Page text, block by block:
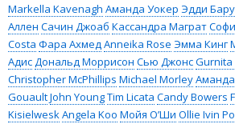
Markella Kavenagh Аманда Уокер Эдди Бару
Аллен Сачин Джоаб Кассандра Маграт
Costa Фара АхмедAnneika Rose Эмма Кинг
АдисДональд Моррисон Сью ДжонсGurnita
Christopher McPhillips Michael Morley
GouaultJohn YoungTim Licata Candy Bowers
KisielweskAngela Koo Мойя О’Ши Ollie Ivin